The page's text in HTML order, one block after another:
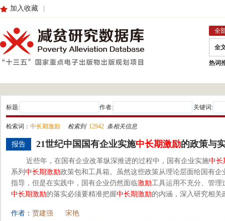
加入收藏
全
全
热词
标题: 作者: 关键词:
检索词： 中长期激励 检索到 12942 条相关信息
报告 21世纪中国国有企业实施中长期激励的政策与
近些年，在国有企业改革纵深推进的过程中，国有企业实施中长
系列 中长期激励政策包和工具箱。虽然这些政策从理论层面给国有企
指导，但是在实践中，国有企业仍然面临激励工具运用不充分、管理
中长期激励的落实必须要精准把握中长期激励的内涵，深入研究相
作者： 贾建强
宋艳